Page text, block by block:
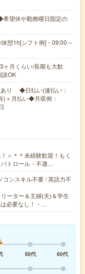
望休や勤務曜日固定の
憩1h[シフト例]・09:00～
月くらい/長期も大歓
OK
り ◆日払い(速払い：
)＋月払い◆月収例：
＞＊＊未経験歓迎！もく
パトロール・不適…
コンスキル不要 / 英語力不
ーター＆主婦(夫)＆学生
必要なし！・…
50代
60代